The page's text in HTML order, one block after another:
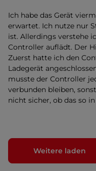
Ich habe das Gerät
erwartet. Ich nutze nur
ist. Allerdings verstehe
Controller auflädt. Der
Zuerst hatte ich den
Ladegerät
musste der Controller
verbunden bleiben,
nicht sicher, ob das so
Weitere laden